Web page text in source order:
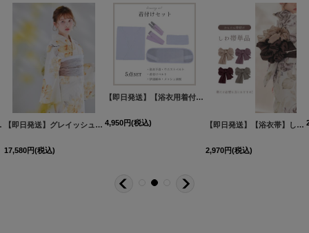
Y-8030-nz-dzh-P-F-25NN ] Y-9207-kj-W-F-25NN]
HC03] Y-9128-sb-dzc-BL-W-F-25NNYI ]
【即日発送】グレイッシュイエロー牡丹浴衣 【浴衣３点セット 浴衣/帯/下駄】[OF04] [Y-
17,580円(税込)
【即日発送】【浴衣用着付け5点セット】初めてでも安心♪浴衣を着る時に必要な着付け小物が揃った便利な着付けセット♪[OF04]
4,950円(税込) 【即日発送】【浴衣帯】しわ帯単品 / しわ帯 / シワ帯 / 浴衣帯 / 兵児帯[OF01]
2,970円(税込)